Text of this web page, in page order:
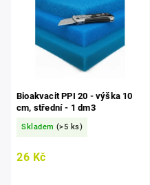
Bioakvacit PPI 20 - výška 10
cm, střední - 1 dm3
Skladem (>5 ks)
26 Kč